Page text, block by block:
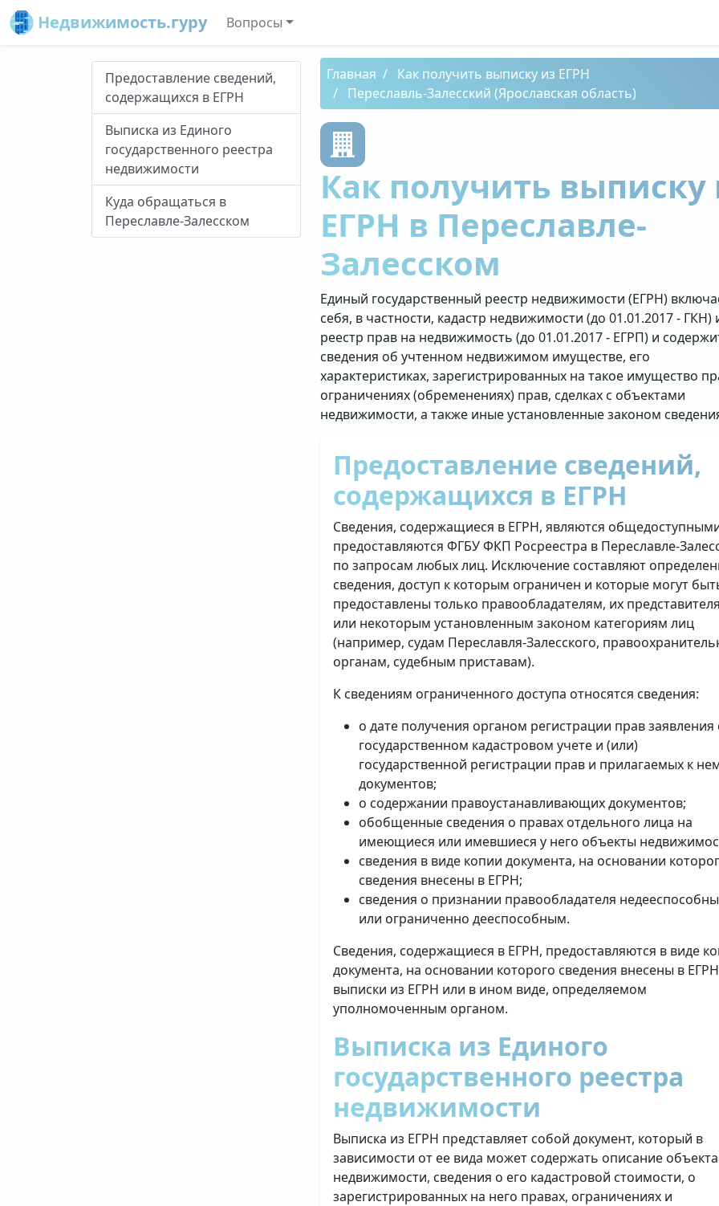
Недвижимость.гуру Вопросы
Предоставление сведений,
содержащихся в ЕГРН
Выписка из Единого
государственного реестра
недвижимости
Куда обращаться в
Переславле-Залесском
Главная
Как получить выписку из ЕГРН
Переславль-Залесский (Ярославская область)
Как получить выписку
ЕГРН в Переславле-
Залесском
Единый государственный реестр недвижимости (ЕГРН)
себя, в частности, кадастр недвижимости (до 01.01.2017 - ГКН)
реестр прав на недвижимость (до 01.01.2017 - ЕГРП) и
сведения об учтенном недвижимом имуществе, его
характеристиках, зарегистрированных на такое имущество
ограничениях (обременениях) прав, сделках с объектами
недвижимости, а также иные установленные законом
Предоставление сведений,
содержащихся в ЕГРН
Сведения, содержащиеся в ЕГРН, являются
предоставляются ФГБУ ФКП Росреестра в Переславле-
по запросам любых лиц. Исключение составляют
сведения, доступ к которым ограничен и которые могут
предоставлены только правообладателям, их
или некоторым установленным законом категориям лиц
(например, судам Переславля-Залесского,
органам, судебным приставам).
К сведениям ограниченного доступа относятся сведения:
о дате получения органом регистрации прав заявления
государственном кадастровом учете и (или)
государственной регистрации прав и прилагаемых к
документов;
о содержании правоустанавливающих документов;
обобщенные сведения о правах отдельного лица на
имеющиеся или имевшиеся у него объекты
сведения в виде копии документа, на основании
сведения внесены в ЕГРН;
сведения о признании правообладателя
или ограниченно дееспособным.
Сведения, содержащиеся в ЕГРН, предоставляются в виде
документа, на основании которого сведения внесены в
выписки из ЕГРН или в ином виде, определяемом
уполномоченным органом.
Выписка из Единого
государственного реестра
недвижимости
Выписка из ЕГРН представляет собой документ, который в
зависимости от ее вида может содержать описание объекта
недвижимости, сведения о его кадастровой стоимости, о
зарегистрированных на него правах, ограничениях и